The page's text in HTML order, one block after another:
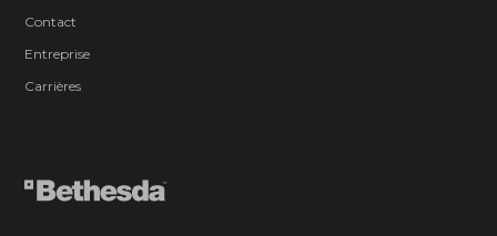
Contact
Entreprise
Carrières